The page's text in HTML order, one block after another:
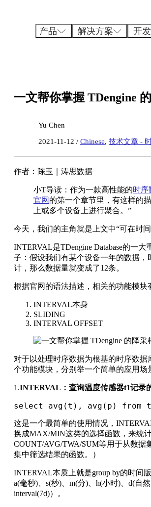
产品 解决方案 开
一文帮你掌握 TDengine
Yu Chen
2021-11-12 / Chinese, 技术文章 -
作者：陈玉｜涛思数据
小T导读：作为一款高性能的时序
官网 的第一个章节里，有这样的
上或多个设备上进行聚合。”
今天，我们的主角就是上文中“可在时
INTERVAL是TDengine Database的一
子：假设我们有某个设备一年的数据
计，那么数据量就变成了12条。
根据官网的语法描述，相关的功能模块
INTERVAL本身
SLIDING
INTERVAL OFFSET
对于以处理时序数据为根基的时序数
个功能模块，分别举一个简单的应用场
1.INTERVAL：查询温度传感器t1记录
select avg(t), avg(p) from
这是一个最简单的使用情况，
换成MAX/MIN这类的选择函数，来统
COUNT/AVG/TWA/SUM等用于从数
集中筛选结果的函数。）
INTERVAL本质上就是group by的时间
a(毫秒)、s(秒)、m(分)、h(小时)、d(自
interval(7d)）。